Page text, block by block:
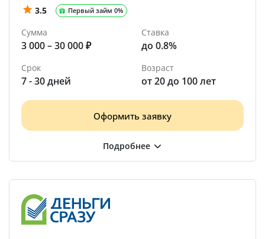
3.5 Первый займ 0%
Сумма
3 000 – 30 000 ₽
Ставка
до 0.8%
Срок
7 - 30 дней
Возраст
от 20 до 100 лет
Оформить заявку